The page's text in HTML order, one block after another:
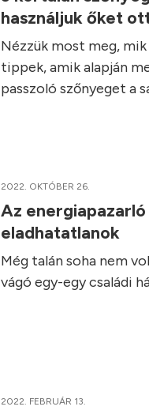
használjuk őket
Nézzük most meg,
tippek, amik alapján
passzoló szőnyeget a
2022. OKTÓBER 26.
Az
eladhatatlanok
Még talán soha nem
vágó egy-egy családi
2022. FEBRUÁR 13.